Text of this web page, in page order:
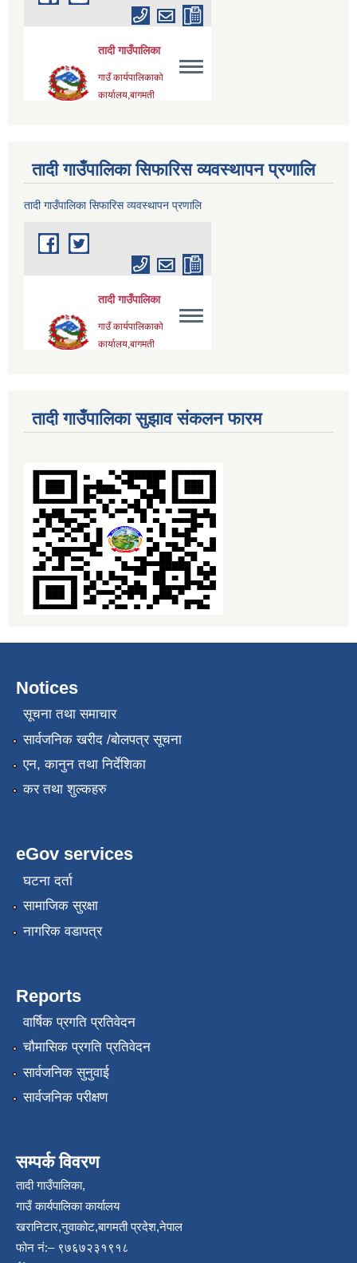
तादी गाउँपालिका सिफारिस व्यवस्थापन प्रणालि
तादी गाउँपालिका सिफारिस व्यवस्थापन प्रणालि
तादी गाउँपालिका सुझाव संकलन फारम
Notices
सूचना तथा समाचार
सार्वजनिक खरीद /बोलपत्र सूचना
एन, कानुन तथा निर्देशिका
कर तथा शुल्कहरु
eGov services
घटना दर्ता
सामाजिक सुरक्षा
नागरिक वडापत्र
Reports
वार्षिक प्रगति प्रतिवेदन
चौमासिक प्रगति प्रतिवेदन
सार्वजनिक सुनुवाई
सार्वजनिक परीक्षण
सम्पर्क विवरण
तादी गाउँपालिका,
गाउँ कार्यपालिका कार्यालय
खरानिटार,नुवाकोट,बागमती प्रदेश,नेपाल
फोन नं:– ९७६७२३१९१८